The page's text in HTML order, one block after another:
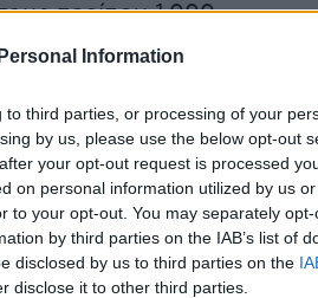
Information
third parties, or processing of your
by us, please use the below opt-out
your opt-out request is processed
on personal information utilized by us
to your opt-out. You may separately
by third parties on the IAB’s list of
disclosed by us to third parties on the
disclose it to other third parties.
περίπου 1.000
Ελλάδα αλλά και για
δρομολογηθεί μέτρα
από τον ΟΑΕΔ.
το συνολικό σχέδιο για
ενσήμων για ανεργία
της χορήγησης
αναστολή της